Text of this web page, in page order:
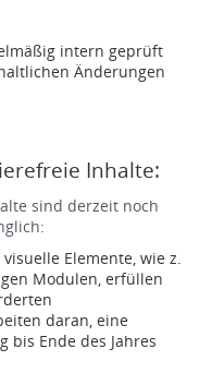
intern geprüft
Änderungen
Inhalte:
sind derzeit noch
visuelle Elemente, wie z.
Modulen, erfüllen
daran, eine
bis Ende des Jahres